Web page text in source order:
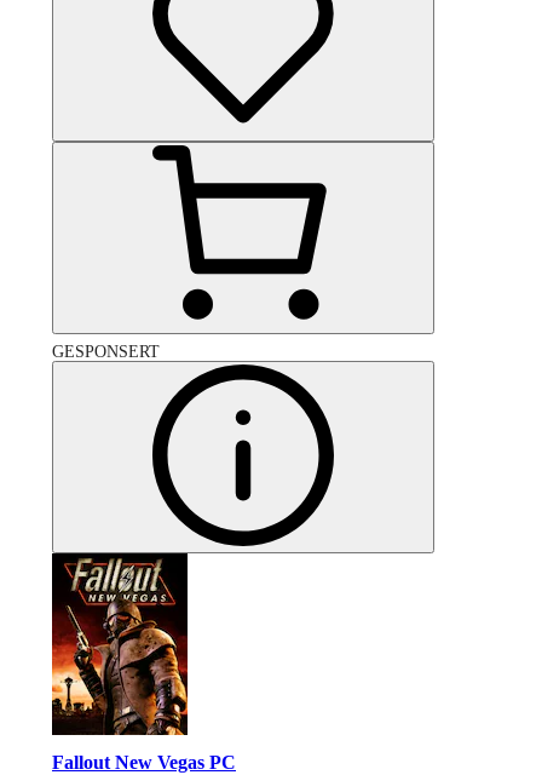
GESPONSERT
Fallout New Vegas PC